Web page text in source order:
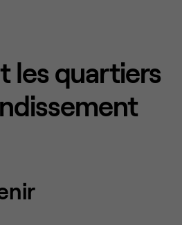
les quartiers